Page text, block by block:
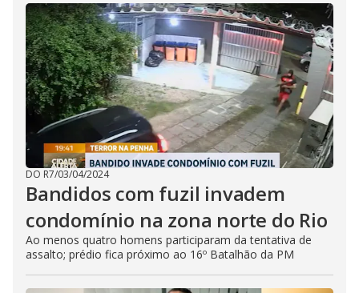
DO R7/03/04/2024
Bandidos com fuzil invadem
condomínio na zona norte do Rio
Ao menos quatro homens participaram da tentativa de
assalto; prédio fica próximo ao 16º Batalhão da PM